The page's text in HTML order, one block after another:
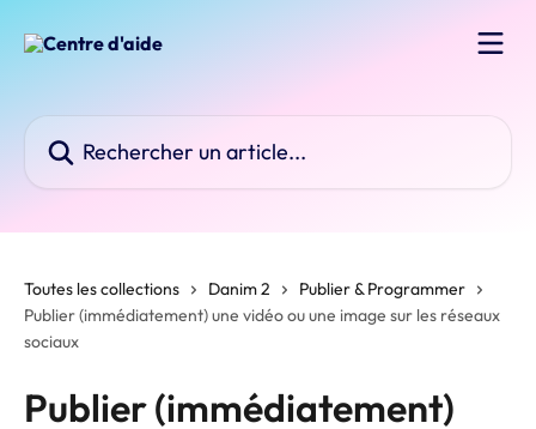
Toutes les collections Danim 2
Publier & Programmer
Publier (immédiatement) une vidéo ou une image sur les réseaux
sociaux
Publier (immédiatement)